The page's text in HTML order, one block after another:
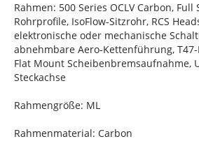
Rahmen: 500 Series OCLV Carbon, Full
Rohrprofile, IsoFlow-Sitzrohr, RCS
elektronische oder mechanische
abnehmbare Aero-Kettenführung,
Flat Mount Scheibenbremsaufnahme,
Steckachse
Rahmengröße: ML
Rahmenmaterial: Carbon